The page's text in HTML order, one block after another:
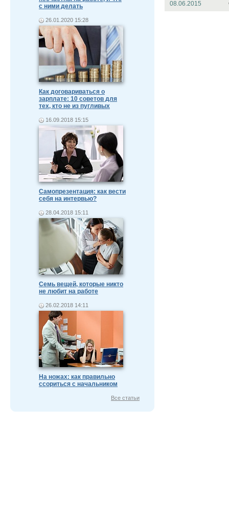
с ними делать
26.01.2020 15:28
Как договариваться о
зарплате: 10 советов для
тех, кто не из пугливых
16.09.2018 15:15
Самопрезентация: как вести
себя на интервью?
28.04.2018 15:11
Семь вещей, которые никто
не любит на работе
26.02.2018 14:11
На ножах: как правильно
ссориться с начальником
Все статьи
08.06.2015